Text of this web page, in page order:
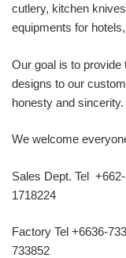
cutlery, kitchen
equipments for
Our goal is to provide
designs to our
honesty and sincerity.
We welcome
Sales Dept. Tel
1718224
Factory Tel +6636-
733852